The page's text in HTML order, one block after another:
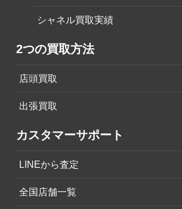
シャネル買取実績
2つの買取方法
店頭買取
出張買取
カスタマーサポート
LINEから査定
全国店舗一覧